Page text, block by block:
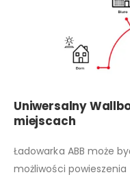
Uniwersalny
miejscach
Ładowarka ABB może
możliwości